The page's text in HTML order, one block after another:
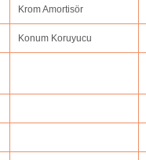
Krom Amortisör
Konum Koruyucu